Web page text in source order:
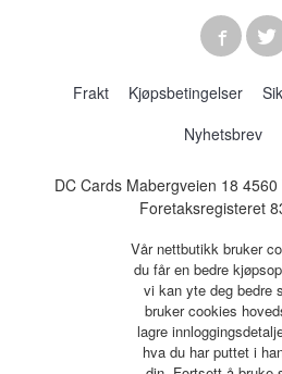
Frakt Kjøpsbetingelser
Nyhetsbrev
DC Cards Mabergveien 18 4560
Foretaksregisteret
Vår nettbutikk bruker
du får en bedre
vi kan yte deg bedre
bruker cookies
lagre
hva du har puttet i